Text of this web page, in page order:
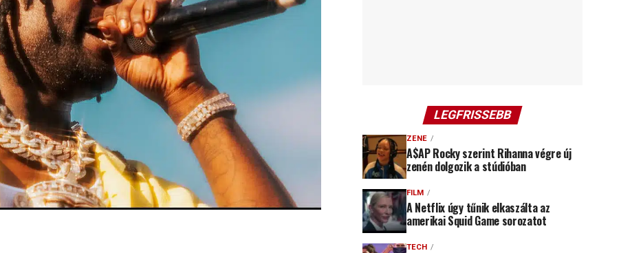
LEGFRISSEBB
ZENE
A$AP Rocky szerint Rihanna végre új
zenén dolgozik a stúdióban
FILM
A Netflix úgy tűnik elkaszálta az
amerikai Squid Game sorozatot
TECH